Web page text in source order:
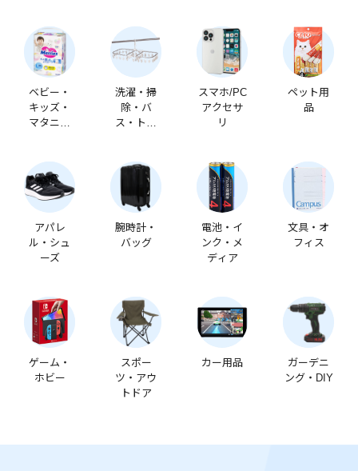
ベビー・
キッズ・
マタニテ
洗濯・掃
除・バ
ス・トイ
スマホ/PC
アクセサ
リ
ペット用
品
アパレ
ル・シュ
ーズ
腕時計・
バッグ
電池・イ
ンク・メ
ディア
文具・オ
フィス
ゲーム・
ホビー
スポー
ツ・アウ
トドア
カー用品
ガーデニ
ング・DIY